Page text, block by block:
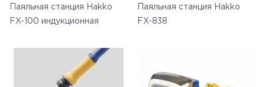
Паяльная станция Hakko
FX-100 индукционная
Паяльная станция Hakko
FX-838